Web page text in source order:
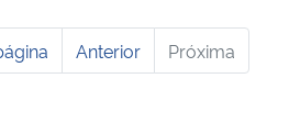
Anterior Próxima